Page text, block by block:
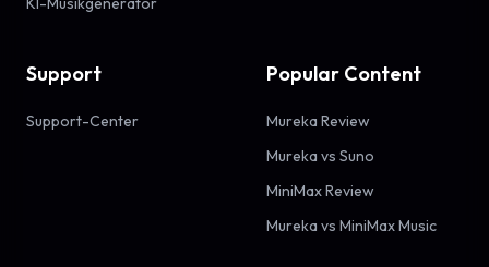
Support
Support-Center
Popular Content
Mureka Review
Mureka vs Suno
MiniMax Review
Mureka vs MiniMax Music